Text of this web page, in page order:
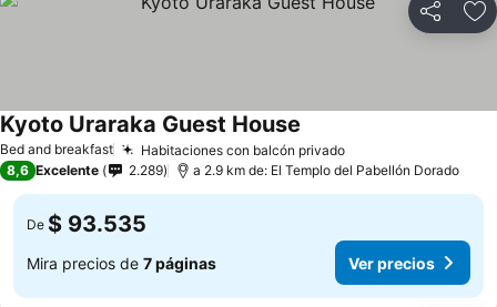
Compartir
Bed and breakfast Habitaciones con balcón privado
Kyoto Uraraka Guest House
8,6 Excelente 2.289 a 2.9 km de: El Templo del Pabellón Dorado
De $ 93.535
Mira precios de 7 páginas Ver precios